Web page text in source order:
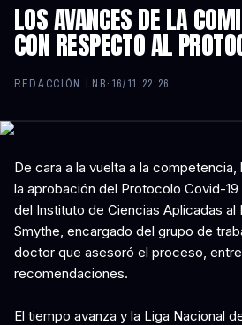
LOS AVANCES DE LA
CON RESPECTO AL
REDACCIÓN LNB· 16/11 22:26
De cara a la vuelta a la competencia,
la aprobación del Protocolo Covid-
del Instituto de Ciencias Aplicadas al
Smythe, encargado del grupo de
doctor que asesoró el proceso,
recomendaciones.
El tiempo avanza y la Liga Nacional